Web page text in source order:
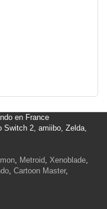
en France
Switch 2, amiibo, Zelda,
, Metroid, Xenoblade,
, Cartoon Master,